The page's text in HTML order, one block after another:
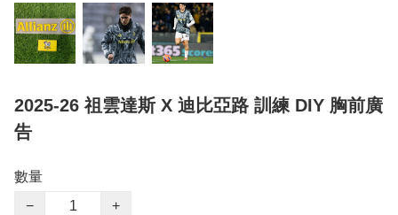
2025-26 祖雲達斯 X 迪比亞路 訓練 DIY 胸前廣
告
數量
−
+